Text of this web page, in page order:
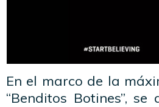
En el marco de la
“Benditos Botines”,